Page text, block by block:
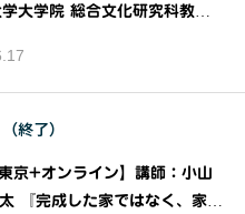
大学院 総合文化研究科教
JIA関東甲信越支部 JIAトー
終了）
京+オンライン】講師：小山
『完成した家ではなく、家づ